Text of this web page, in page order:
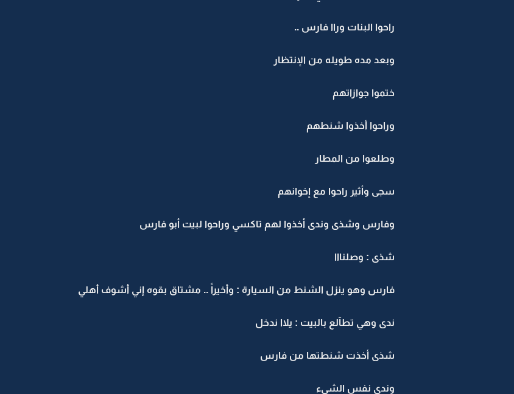
راحوا البنات وراا فارس ..
وبعد مده طويله من الإنتظار
ختموا جوازاتهم
وراحوا أخذوا شنطهم
وطلعوا من المطار
سجى وأثير راحوا مع إخوانهم
وفارس وشذى وندى أخذوا لهم تاكسي وراحوا لبيت أبو فارس
شذى : وصلنااا
فارس وهو ينزل الشنط من السيارة : وأخيراً .. مشتاق بقوه إني أشوف أهلي
ندى وهي تطآلع بالبيت : يلاا ندخل
شذى أخذت شنطتها من فارس
وندى نفس الشيء